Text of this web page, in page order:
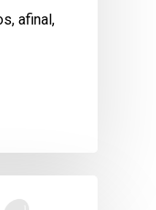
afinal,